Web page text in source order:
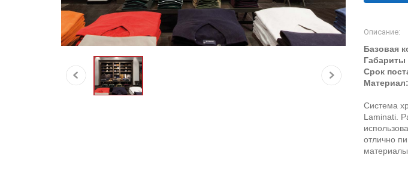
Описание:
Базовая
Габариты
Срок
Материал:
Система
Laminati.
отлично